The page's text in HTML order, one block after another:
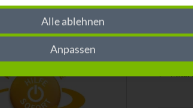
NAVI Wer
Alle ablehnen
Anpassen